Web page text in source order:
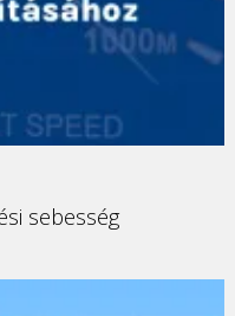
sebesség